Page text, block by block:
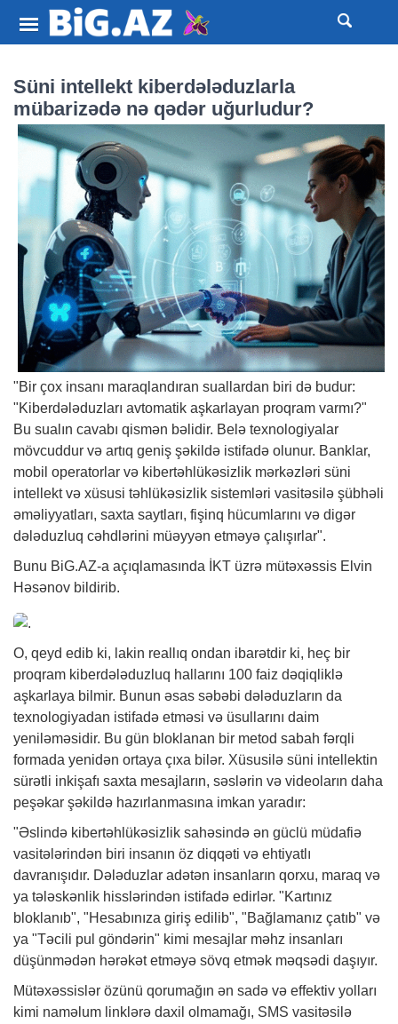
Süni intellekt kiberdələduzlarla
mübarizədə nə qədər uğurludur?
"Bir çox insanı maraqlandıran suallardan biri də budur:
"Kiberdələduzları avtomatik aşkarlayan proqram varmı?"
Bu sualın cavabı qismən bəlidir. Belə texnologiyalar
mövcuddur və artıq geniş şəkildə istifadə olunur. Banklar,
mobil operatorlar və kibertəhlükəsizlik mərkəzləri süni
intellekt və xüsusi təhlükəsizlik sistemləri vasitəsilə şübhəli
əməliyyatları, saxta saytları, fişinq hücumlarını və digər
dələduzluq cəhdlərini müəyyən etməyə çalışırlar".
Bunu BiG.AZ-a açıqlamasında İKT üzrə mütəxəssis Elvin
Həsənov bildirib.
O, qeyd edib ki, lakin reallıq ondan ibarətdir ki, heç bir
proqram kiberdələduzluq hallarını 100 faiz dəqiqliklə
aşkarlaya bilmir. Bunun əsas səbəbi dələduzların da
texnologiyadan istifadə etməsi və üsullarını daim
yeniləməsidir. Bu gün bloklanan bir metod sabah fərqli
formada yenidən ortaya çıxa bilər. Xüsusilə süni intellektin
sürətli inkişafı saxta mesajların, səslərin və videoların daha
peşəkar şəkildə hazırlanmasına imkan yaradır:
"Əslində kibertəhlükəsizlik sahəsində ən güclü müdafiə
vasitələrindən biri insanın öz diqqəti və ehtiyatlı
davranışıdır. Dələduzlar adətən insanların qorxu, maraq və
ya tələskənlik hisslərindən istifadə edirlər. "Kartınız
bloklanıb", "Hesabınıza giriş edilib", "Bağlamanız çatıb" və
ya "Təcili pul göndərin" kimi mesajlar məhz insanları
düşünmədən hərəkət etməyə sövq etmək məqsədi daşıyır.
Mütəxəssislər özünü qorumağın ən sadə və effektiv yolları
kimi naməlum linklərə daxil olmamağı, SMS vasitəsilə